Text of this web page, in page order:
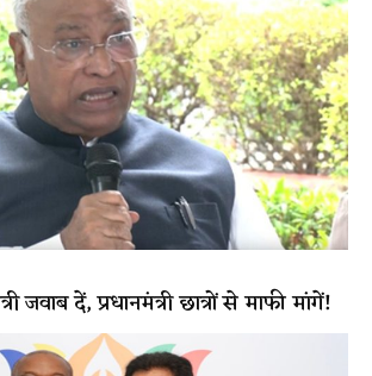
जवाब दें, प्रधानमंत्री छात्रों से माफी मांगें!